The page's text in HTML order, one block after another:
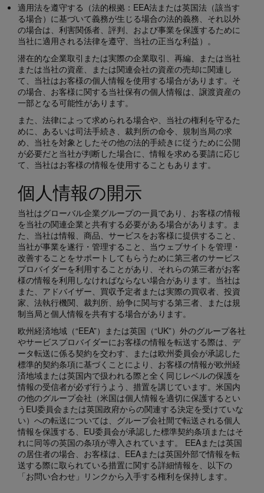
適用法を遵守する（法的根拠：EEA法または英国法（該当す
る場合）に基づいて義務が生じる場合の法的義務、それ以外
の場合は、利害関係者、評判、および事業を保護するために
当社に適用される法律を遵守、当社の正当な利益）。
潜在的な企業取引または実際の企業取引、再編、または当社
または当社の資産、または関連会社の資産の売却に関連し
て、当社はお客様の個人情報を使用する場合があります。そ
の場合、お客様に関する当社保有の個人情報は、譲渡資産の
一部となる可能性があります。
また、法律によって求められる場合や、当社の権利を守るた
めに、あるいは司法手続き、裁判所の命令、規制当局の求
め、当社を対象としたその他の法的手続きに従うために公開
が必要だと当社が判断した場合に、情報を求める要請に応じ
て、当社はお客様の情報を使用することもあります。
個人情報の開示
当社はグローバル企業グループの一員であり、お客様の情報
を当社の関連企業と共有する必要がある場合があります。ま
た、当社は情報、商品、サービスをお客様に提供すること、
当社が事業を遂行・管理すること、当ウェブサイトを管理・
改善することをサポートしてもらうために第三者のサービス
プロバイダーを利用することがあり、それらの第三者がお客
様の情報を利用しなければならない場合があります。当社は
また、アドバイザー、買収予定者または実際の買収者、投資
家、法執行機関、裁判所、紛争に関与する第三者、または規
制当局と個人情報を共有する場合があります。
欧州経済地域（“EEA”）または英国（“UK”）外のグループ各社
やサービスプロバイダーにお客様の情報を転送する際は、デ
ータ転送に係る契約を交わす、または欧州委員会が承認した
標準的契約条項に基づくことにより、お客様の情報が欧州経
済地域または英国内で扱われる際と全く同じレベルの保護を
情報の受信者が必ず行うよう、措置を講じています。米国内
の他のグループ会社（米国は個人情報を適切に保護するとい
うEU委員会または英国政府からの関連する決定を受けていな
い）への転送については、グループ会社間で転送される個人
情報を保護する、EU委員会が承認した標準契約条項またはそ
れに同等の英国の条項が導入されています。 EEAまたは英国
の居住者の場合、お客様は、EEAまたは英国外部で情報を転
送する際に取られている措置に関する詳細情報を、以下の
「お問い合わせ」リンクから入手する権利を保持します。